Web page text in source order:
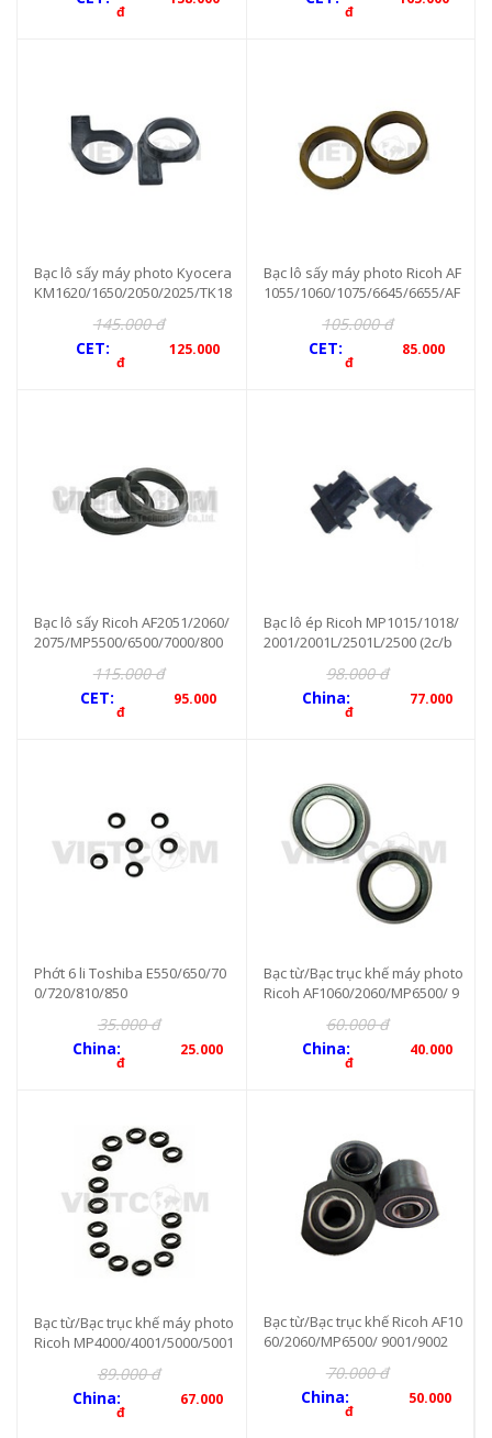
đ đ
Bạc lô sấy máy photo Kyocera
KM1620/1650/2050/2025/TK18
145.000 đ
CET:
125.000
đ
Bạc lô sấy máy photo Ricoh AF
1055/1060/1075/6645/6655/AF
105.000 đ
CET:
85.000
đ
Bạc lô sấy Ricoh AF2051/2060/
2075/MP5500/6500/7000/800
115.000 đ
CET:
95.000
đ
Bạc lô ép Ricoh MP1015/1018/
2001/2001L/2501L/2500 (2c/b
98.000 đ
China:
77.000
đ
Phớt 6 li Toshiba E550/650/70
0/720/810/850
35.000 đ
China:
25.000
đ
Bạc từ/Bạc trục khế máy photo
Ricoh AF1060/2060/MP6500/ 9
60.000 đ
China:
40.000
đ
Bạc từ/Bạc trục khế máy photo
Ricoh MP4000/4001/5000/5001
89.000 đ
China:
67.000
đ
Bạc từ/Bạc trục khế Ricoh AF10
60/2060/MP6500/ 9001/9002
70.000 đ
China:
50.000
đ